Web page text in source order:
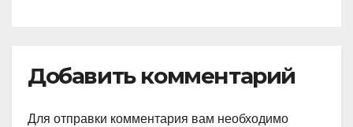
Добавить комментарий
Для отправки комментария вам необходимо